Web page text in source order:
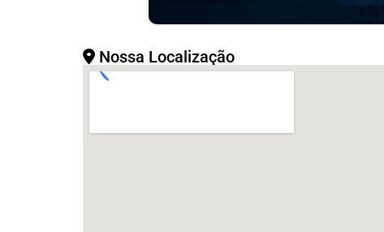
Nossa Localização